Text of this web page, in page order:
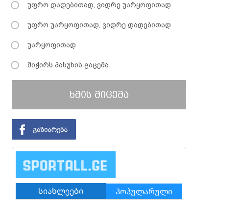
უფრო დადებითად, ვიდრე უარყოფითად
უფრო უარყოფითად, ვიდრე დადებითად
უარყოფითად
მიჭირს პასუხის გაცემა
ხმის მიცემა